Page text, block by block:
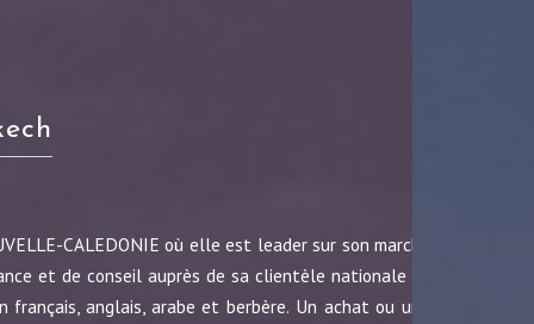
CALEDONIE où elle est leader sur son marché
et de conseil auprès de sa clientèle nationale et
anglais, arabe et berbère. Un achat ou une